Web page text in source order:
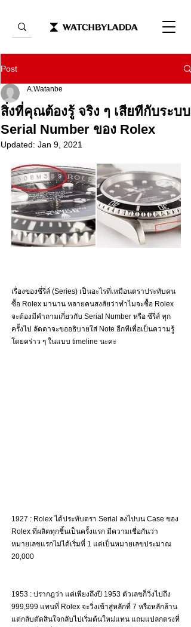
Post
สิ่งที่คุณต้องรู้ จริง ๆ เสียทีกับระบบ
Serial Number ของ Rolex
A.Watanbe
Updated: Jan 9, 2021
เรื่องของซี่รี่ส์ (Series) เป็นอะไรที่เหมือนตราประทับคน
ซื้อ Rolex มานาน หลายคนสงสัยว่าทำไมจะซื้อ Rolex
จะต้องมีคำถามเกี่ยวกับ Serial Number หรือ ซีรี่ส์ ทุก
ครั้งไป ลัดดาจะขออธิบายใส่ Note อีกทีเพื่อเป็นความรู้
โดยคร่าว ๆ ในแบบ timeline นะคะ
1927 : Rolex ได้ประทับตรา Serial ลงไปบน Case ของ
Rolex ที่ผลิตทุกชิ้นเป็นครั้งแรก มีความเชื่อกันว่า
หมายเลขแรกไม่ได้เริ่มที่ 1 แต่เป็นหมายเลขประมาณ
20,000
1953 : ปรากฎว่า แค่เพียงถึงปี 1953 ตัวเลขก็วิ่งไปถึง
999,999 แทนที่ Rolex จะวิ่งเข้าสู่หลักที่ 7 หรือหลักล้าน
แต่กลับตัดสินใจกลับไปเริ่มต้นใหม่แทน แถมแปลกตรงที่